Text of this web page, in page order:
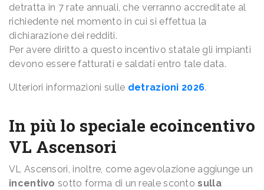
detratta in 7 rate annuali, che verranno accreditate al
richiedente nel momento in cui si effettua la
dichiarazione dei redditi.
Per avere diritto a questo incentivo statale gli impianti
devono essere fatturati e saldati entro tale data.
Ulteriori informazioni sulle detrazioni 2026.
In più lo speciale ecoincentivo
VL Ascensori
VL Ascensori, inoltre, come agevolazione aggiunge un
incentivo sotto forma di un reale scontosulla